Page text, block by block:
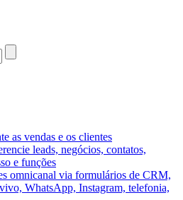
as vendas e os clientes
leads, negócios, contatos,
e funções
omnicanal via formulários de CRM,
WhatsApp, Instagram, telefonia,